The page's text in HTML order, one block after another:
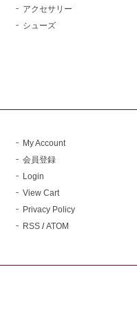
アクセサリー
シューズ
My Account
会員登録
Login
View Cart
Privacy Policy
RSS/ATOM